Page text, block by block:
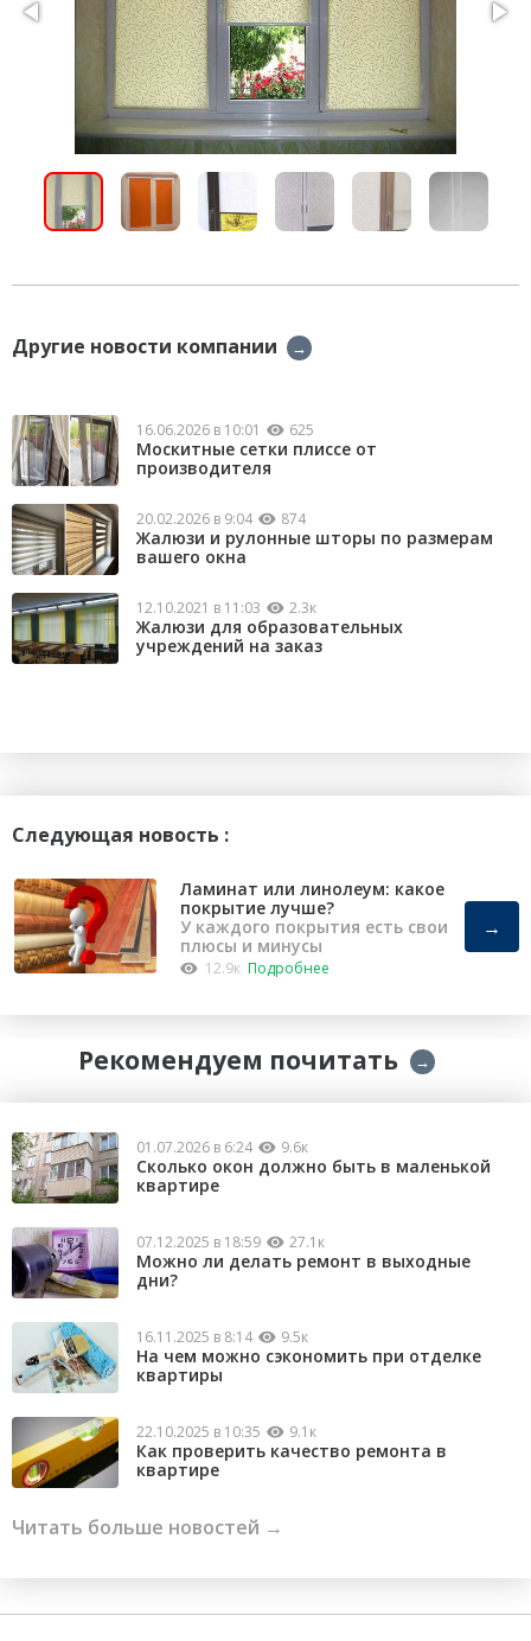
Другие новости компании →
16.06.2026 в 10:01 625
Москитные сетки плиссе от
производителя
20.02.2026 в 9:04 874
Жалюзи и рулонные шторы по размерам
вашего окна
12.10.2021 в 11:03 2.3к
Жалюзи для образовательных
учреждений на заказ
Следующая новость :
Ламинат или линолеум: какое
покрытие лучше?
У каждого покрытия есть свои
плюсы и минусы
12.9к Подробнее
→
Рекомендуем почитать →
01.07.2026 в 6:24 9.6к
Сколько окон должно быть в маленькой
квартире
07.12.2025 в 18:59 27.1к
Можно ли делать ремонт в выходные
дни?
16.11.2025 в 8:14 9.5к
На чем можно сэкономить при отделке
квартиры
22.10.2025 в 10:35 9.1к
Как проверить качество ремонта в
квартире
Читать больше новостей →